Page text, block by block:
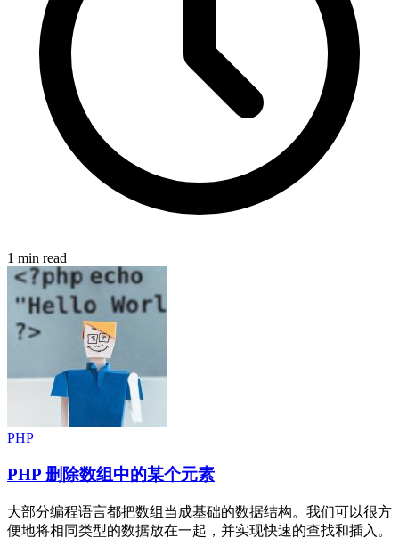
1 min read
PHP
PHP 删除数组中的某个元素
大部分编程语言都把数组当成基础的数据结构。我们可以很方
便地将相同类型的数据放在一起，并实现快速的查找和插入。